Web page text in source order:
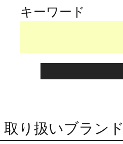
キーワード
取り扱いブランド